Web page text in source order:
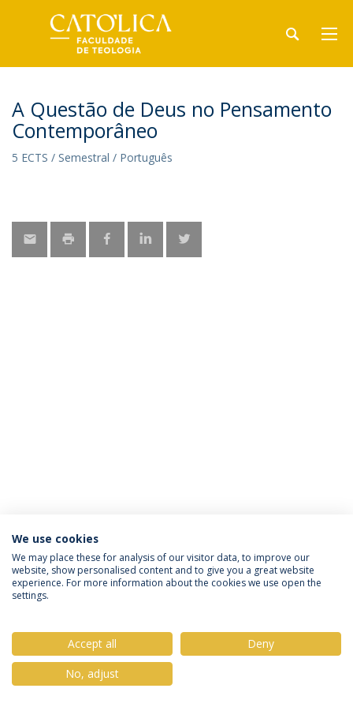
A Questão de Deus no Pensamento
Contemporâneo
5 ECTS / Semestral / Português
Política de Privacidade
Termos & Condições
Direitos do Titular dos Dados
© 2026 Universidade Católica Portuguesa
We use cookies
We may place these for analysis of our visitor data, to improve our
website, show personalised content and to give you a great website
experience. For more information about the cookies we use open the
settings.
Accept all
Deny
No, adjust